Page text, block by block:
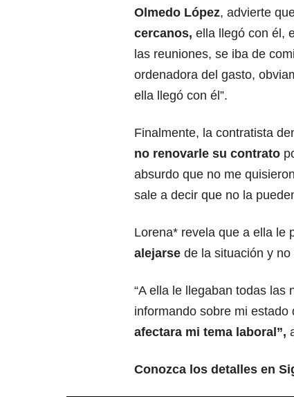
Olmedo López, advierte
cercanos, ella llegó con él,
las reuniones, se iba de
ordenadora del gasto,
ella llegó con él”.
Finalmente, la contratista
no renovarle su contrato
absurdo que no me
sale a decir que no la
Lorena* revela que a ella le
alejarse de la situación y no
“A ella le llegaban todas las
informando sobre mi
afectara mi tema laboral”,
Conozca los detalles en